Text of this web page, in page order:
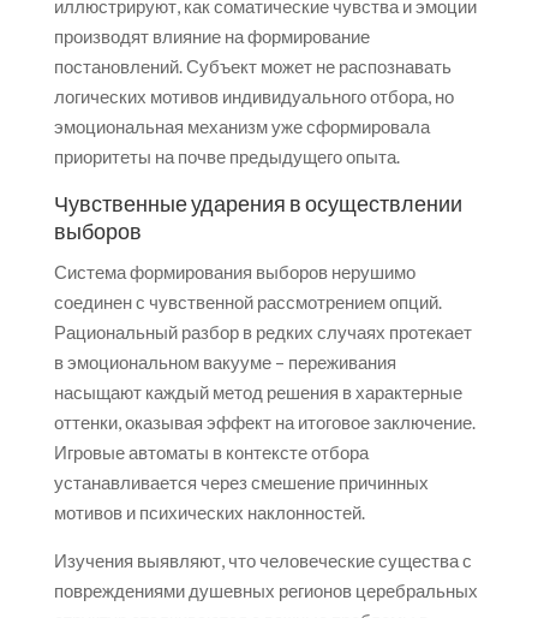
иллюстрируют, как соматические чувства и эмоции
производят влияние на формирование
постановлений. Субъект может не распознавать
логических мотивов индивидуального отбора, но
эмоциональная механизм уже сформировала
приоритеты на почве предыдущего опыта.
Чувственные ударения в осуществлении
выборов
Система формирования выборов нерушимо
соединен с чувственной рассмотрением опций.
Рациональный разбор в редких случаях протекает
в эмоциональном вакууме – переживания
насыщают каждый метод решения в характерные
оттенки, оказывая эффект на итоговое заключение.
Игровые автоматы в контексте отбора
устанавливается через смешение причинных
мотивов и психических наклонностей.
Изучения выявляют, что человеческие существа с
повреждениями душевных регионов церебральных